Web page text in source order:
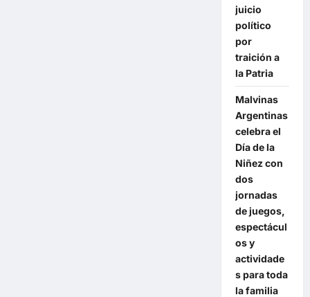
juicio
político
por
traición a
la Patria
Malvinas
Argentinas
celebra el
Día de la
Niñez con
dos
jornadas
de juegos,
espectácul
os y
actividade
s para toda
la familia